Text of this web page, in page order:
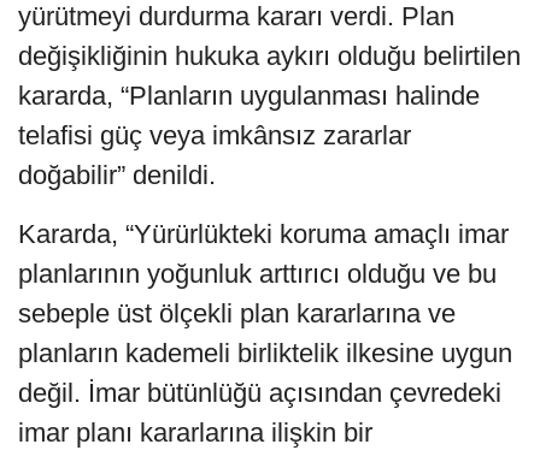
yürütmeyi durdurma kararı verdi. Plan
değişikliğinin hukuka aykırı olduğu belirtilen
kararda, “Planların uygulanması halinde
telafisi güç veya imkânsız zararlar
doğabilir” denildi.
Kararda, “Yürürlükteki koruma amaçlı imar
planlarının yoğunluk arttırıcı olduğu ve bu
sebeple üst ölçekli plan kararlarına ve
planların kademeli birliktelik ilkesine uygun
değil. İmar bütünlüğü açısından çevredeki
imar planı kararlarına ilişkin bir